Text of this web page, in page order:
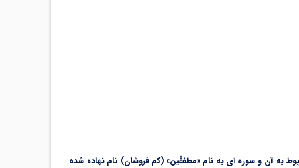
به آن و سوره ای به نام «مطففّین» (کم فروشان) نام نهاده شده